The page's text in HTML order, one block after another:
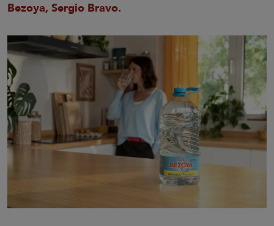
Bezoya, Sergio Bravo.